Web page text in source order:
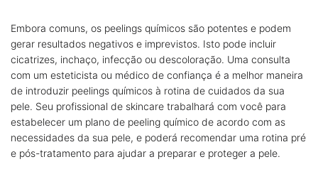
Embora comuns, os peelings químicos são potentes e podem
gerar resultados negativos e imprevistos. Isto pode incluir
cicatrizes, inchaço, infecção ou descoloração. Uma consulta
com um esteticista ou médico de confiança é a melhor maneira
de introduzir peelings químicos à rotina de cuidados da sua
pele. Seu profissional de skincare trabalhará com você para
estabelecer um plano de peeling químico de acordo com as
necessidades da sua pele, e poderá recomendar uma rotina pré
e pós-tratamento para ajudar a preparar e proteger a pele.